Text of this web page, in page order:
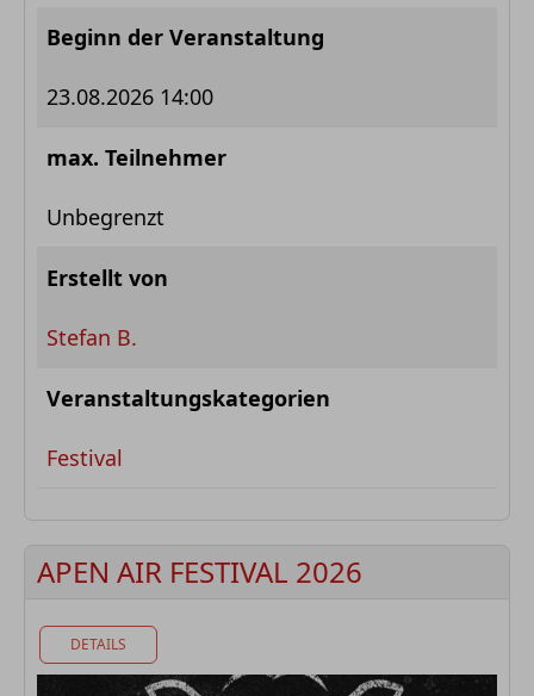
Beginn der Veranstaltung
23.08.2026 14:00
max. Teilnehmer
Unbegrenzt
Erstellt von
Stefan B.
Veranstaltungskategorien
Festival
APEN AIR FESTIVAL 2026
DETAILS